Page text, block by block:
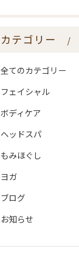
カテゴリー
全てのカテゴリー
フェイシャル
ボディケア
ヘッドスパ
もみほぐし
ヨガ
ブログ
お知らせ